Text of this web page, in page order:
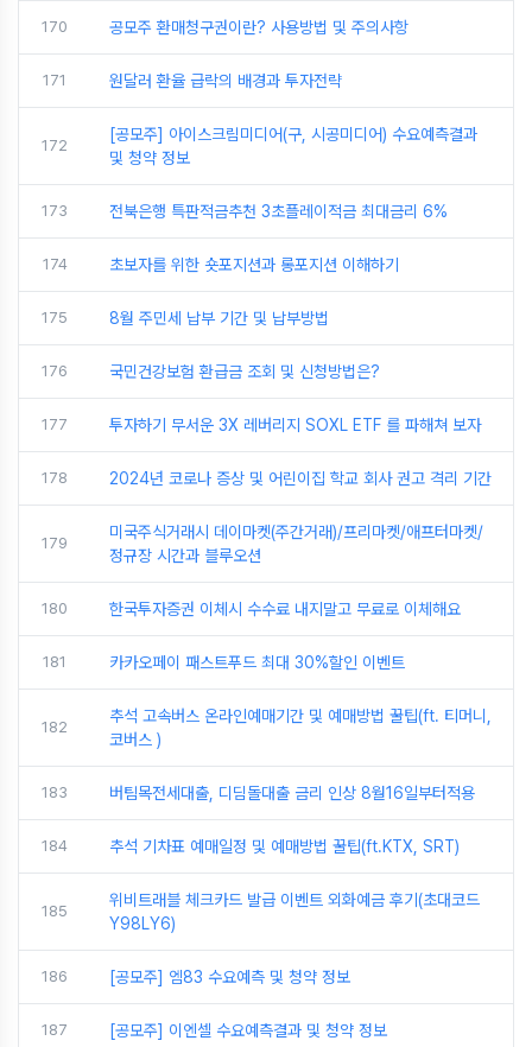
170 공모주 환매청구권이란? 사용방법 및 주의사항
171 원달러 환율 급락의 배경과 투자전략
172
[공모주] 아이스크림미디어(구, 시공미디어) 수요예측결과
및 청약 정보
173 전북은행 특판적금추천 3초플레이적금 최대금리 6%
174 초보자를 위한 숏포지션과 롱포지션 이해하기
175 8월 주민세 납부 기간 및 납부방법
176 국민건강보험 환급금 조회 및 신청방법은?
177 투자하기 무서운 3X 레버리지 SOXL ETF 를 파해쳐 보자
178 2024년 코로나 증상 및 어린이집 학교 회사 권고 격리 기간
179
미국주식거래시 데이마켓(주간거래)/프리마켓/애프터마켓/
정규장 시간과 블루오션
180 한국투자증권 이체시 수수료 내지말고 무료로 이체해요
181 카카오페이 패스트푸드 최대 30%할인 이벤트
182
추석 고속버스 온라인예매기간 및 예매방법 꿀팁(ft. 티머니,
코버스 )
183 버팀목전세대출, 디딤돌대출 금리 인상 8월16일부터적용
184 추석 기차표 예매일정 및 예매방법 꿀팁(ft.KTX, SRT)
185
위비트래블 체크카드 발급 이벤트 외화예금 후기(초대코드
Y98LY6)
186 [공모주] 엠83 수요예측 및 청약 정보
187 [공모주] 이엔셀 수요예측결과 및 청약 정보